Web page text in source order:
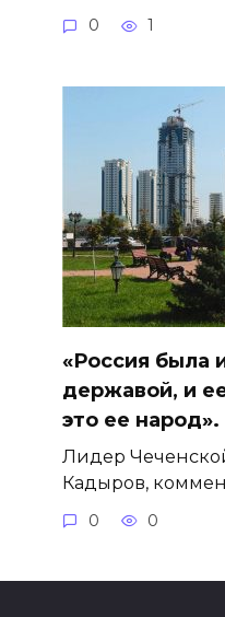
0 1
«Россия была
державой, и
это ее народ».
Лидер
Кадыров,
0 0